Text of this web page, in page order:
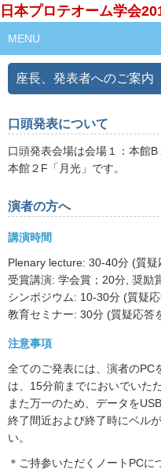
日本プロテオーム学会
MENU
座長、発表者へのご案内
口頭発表について
口頭発表会場は会場１：本館
本館２F「月光」です。
演者の方へ
講演時間
Plenary lecture: 30-40分 (質疑
受賞講演: 学会賞；20分, 奨励
シンポジウム: 10-30分 (質疑
教育セミナー: 30分 (質疑応答
注意事項
全てのご発表には、演者のPC
は、15分前までにおいでいた
また万一のため、データを
終了間近および終了時にベル
い。
＊ご持参いただくノートPCに